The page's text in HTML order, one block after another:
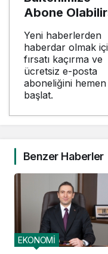
Abone
Yeni haberlerden
haberdar olmak
fırsatı kaçırma ve
ücretsiz e-posta
aboneliğini hemen
başlat.
Benzer Haberler
EKONOMİ